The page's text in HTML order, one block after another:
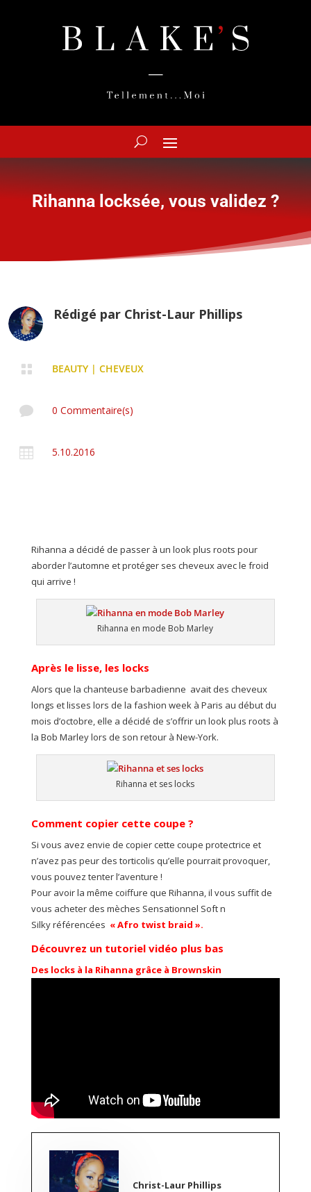
Rihanna locksée, vous validez ?
Rédigé par Christ-Laur Phillips
 BEAUTY| CHEVEUX
 0 Commentaire(s)
 5.10.2016
Rihanna a décidé de passer à un look plus roots pour
aborder l’automne et protéger ses cheveux avec le froid
qui arrive !
Rihanna en mode Bob Marley
Après le lisse, les locks
Alors que la chanteuse barbadienne avait des cheveux
longs et lisses lors de la fashion week à Paris au début du
mois d’octobre, elle a décidé de s’offrir un look plus roots à
la Bob Marley lors de son retour à New-York.
Rihanna et ses locks
Comment copier cette coupe ?
Si vous avez envie de copier cette coupe protectrice et
n’avez pas peur des torticolis qu’elle pourrait provoquer,
vous pouvez tenter l’aventure !
Pour avoir la même coiffure que Rihanna, il vous suffit de
vous acheter des mèches Sensationnel Soft n
Silky référencées « Afro twist braid ».
Découvrez un tutoriel vidéo plus bas
Des locks à la Rihanna grâce à Brownskin
Christ-Laur Phillips